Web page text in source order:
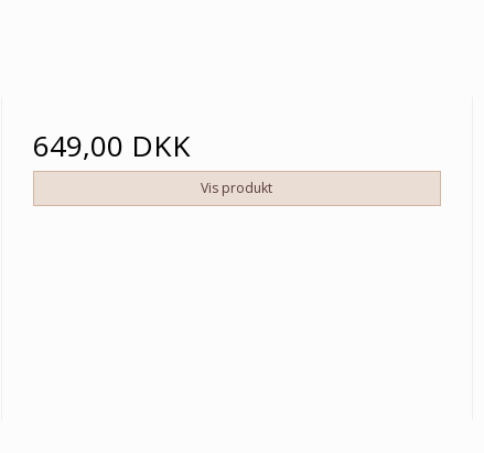
649,00 DKK
Vis produkt